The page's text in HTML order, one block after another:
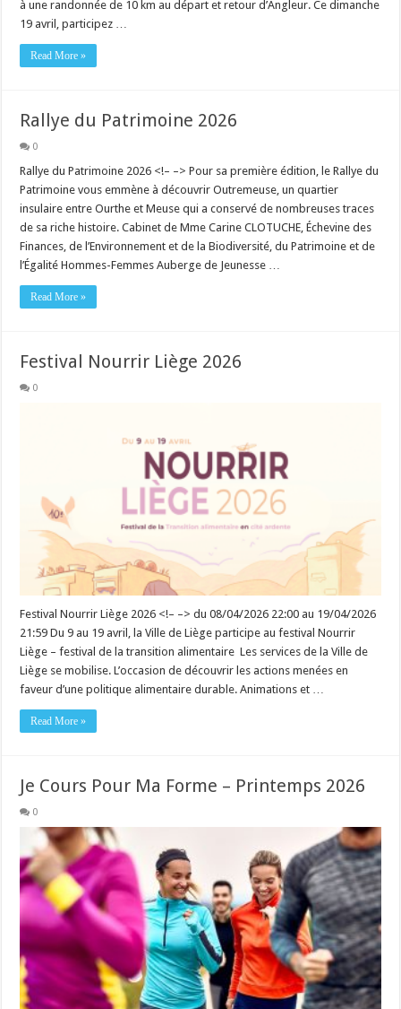
à une randonnée de 10 km au départ et retour d’Angleur. Ce dimanche
19 avril, participez …
Read More »
Rallye du Patrimoine 2026
0
Rallye du Patrimoine 2026 <!– –> Pour sa première édition, le Rallye du
Patrimoine vous emmène à découvrir Outremeuse, un quartier
insulaire entre Ourthe et Meuse qui a conservé de nombreuses traces
de sa riche histoire. Cabinet de Mme Carine CLOTUCHE, Échevine des
Finances, de l’Environnement et de la Biodiversité, du Patrimoine et de
l’Égalité Hommes-Femmes Auberge de Jeunesse …
Read More »
Festival Nourrir Liège 2026
0
Festival Nourrir Liège 2026 <!– –> du 08/04/2026 22:00 au 19/04/2026
21:59 Du 9 au 19 avril, la Ville de Liège participe au festival Nourrir
Liège – festival de la transition alimentaire Les services de la Ville de
Liège se mobilise. L’occasion de découvrir les actions menées en
faveur d’une politique alimentaire durable. Animations et …
Read More »
Je Cours Pour Ma Forme – Printemps 2026
0